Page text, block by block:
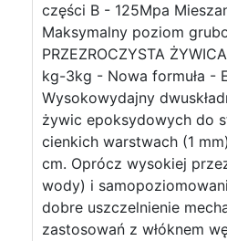
części B - 125Mpa
Maksymalny poziom
PRZEZROCZYSTA
kg-3kg - Nowa formuła -
Wysokowydajny
żywic epoksydowych do
cienkich warstwach (1
cm. Oprócz wysokiej
wody) i
dobre uszczelnienie
zastosowań z włóknem